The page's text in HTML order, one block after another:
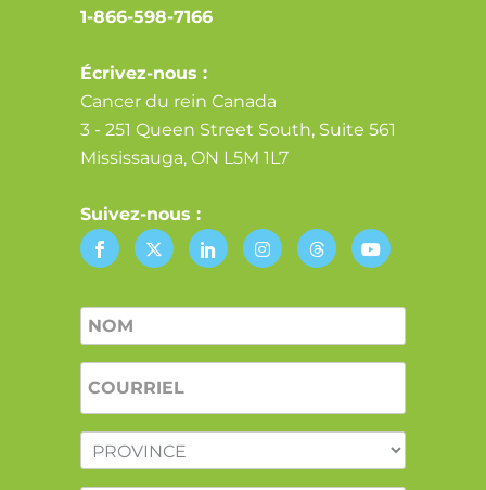
1-866-598-7166
Écrivez-nous :
Cancer du rein Canada
3 - 251 Queen Street South, Suite 561
Mississauga, ON L5M 1L7
Suivez-nous :
Nom
PROVINCE